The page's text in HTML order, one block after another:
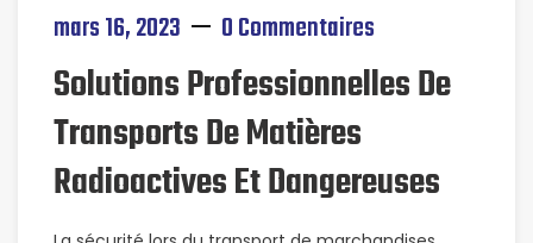
mars 16, 2023 0 Commentaires
Solutions Professionnelles De
Transports De Matières
Radioactives Et Dangereuses